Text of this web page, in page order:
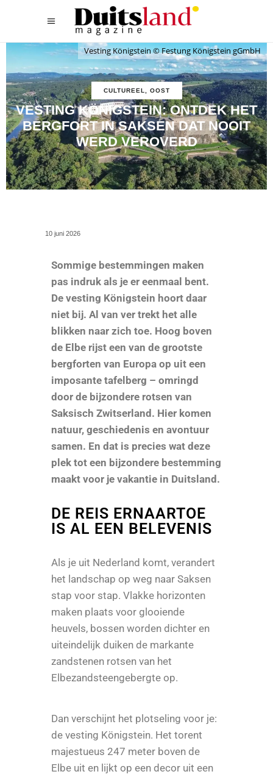
Vesting Königstein © Festung Königstein gGmbH
CULTUREEL, OOST
VESTING KÖNIGSTEIN: ONTDEK HET
BERGFORT IN SAKSEN DAT NOOIT
WERD VEROVERD
10 juni 2026
Sommige bestemmingen maken
pas indruk als je er eenmaal bent.
De vesting Königstein hoort daar
niet bij. Al van ver trekt het alle
blikken naar zich toe. Hoog boven
de Elbe rijst een van de grootste
bergforten van Europa op uit een
imposante tafelberg – omringd
door de bijzondere rotsen van
Saksisch Zwitserland. Hier komen
natuur, geschiedenis en avontuur
samen. En dat is precies wat deze
plek tot een bijzondere bestemming
maakt voor je vakantie in Duitsland.
DE REIS ERNAARTOE
IS AL EEN BELEVENIS
Als je uit Nederland komt, verandert
het landschap op weg naar Saksen
stap voor stap. Vlakke horizonten
maken plaats voor glooiende
heuvels, bossen worden dichter en
uiteindelijk duiken de markante
zandstenen rotsen van het
Elbezandsteengebergte op.
Dan verschijnt het plotseling voor je:
de vesting Königstein. Het torent
majestueus 247 meter boven de
Elbe uit en lijkt op een decor uit een